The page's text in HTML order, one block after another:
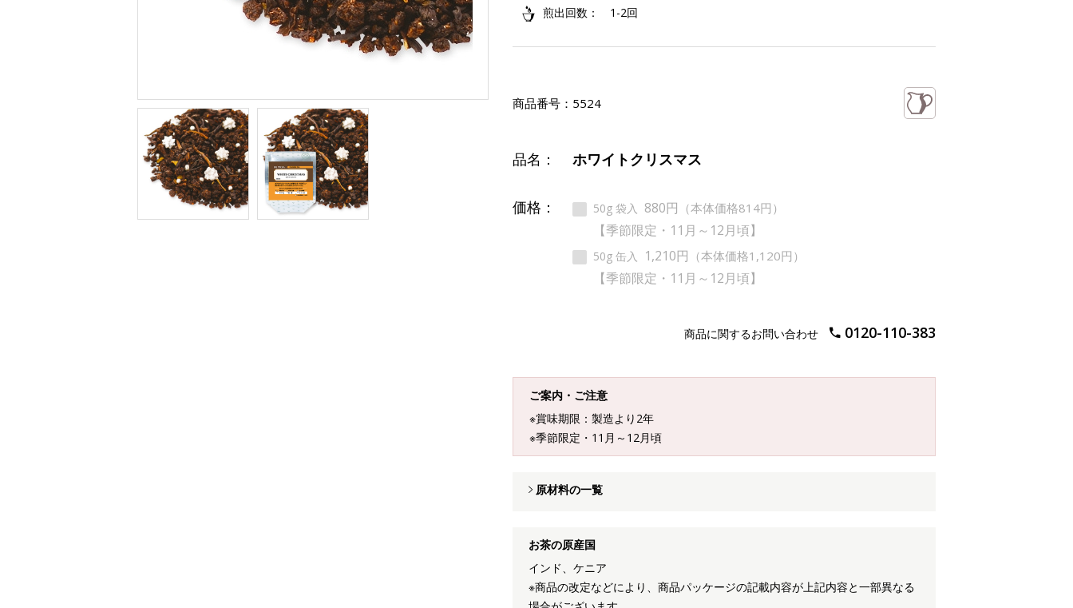
煎出回数
1-2回
商品番号： 5524
品名： ホワイトクリスマス
価格： 50g 袋入 880円 （本体価格814円）
【季節限定・11月～12月頃】
50g 缶入 1,210円 （本体価格1,120円）
【季節限定・11月～12月頃】
商品に関するお問い合わせ 0120-110-383
ご案内・ご注意
※賞味期限：製造より2年
※季節限定・11月～12月頃
原材料の一覧
お茶の原産国
インド、ケニア
※商品の改定などにより、商品パッケージの記載内容が上記内容と一部異なる